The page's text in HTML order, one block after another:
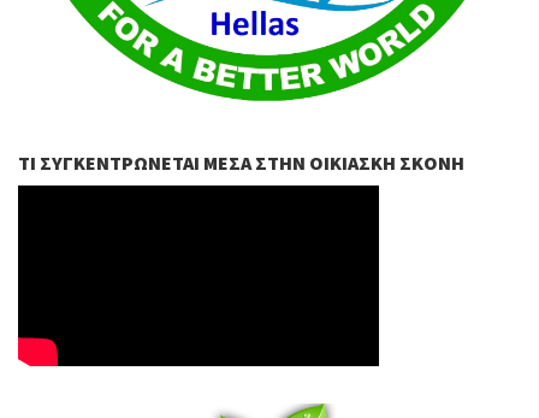
ΤΙ ΣΥΓΚΕΝΤΡΏΝΕΤΑΙ ΜΈΣΑ ΣΤΗΝ ΟΙΚΙΑΣΚΉ ΣΚΌΝΗ